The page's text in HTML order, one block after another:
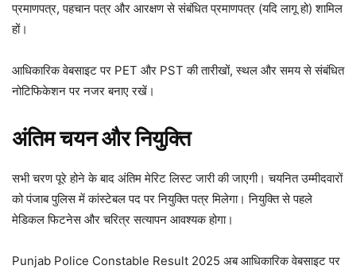
प्रमाणपत्र, पहचान पत्र और आरक्षण से संबंधित प्रमाणपत्र (यदि लागू हो) शामिल
हों।
आधिकारिक वेबसाइट पर PET और PST की तारीखों, स्थल और समय से संबंधित
नोटिफिकेशन पर नजर बनाए रखें।
अंतिम चयन और नियुक्ति
सभी चरण पूरे होने के बाद अंतिम मेरिट लिस्ट जारी की जाएगी। चयनित उम्मीदवारों
को पंजाब पुलिस में कांस्टेबल पद पर नियुक्ति पत्र मिलेगा। नियुक्ति से पहले
मेडिकल फिटनेस और चरित्र सत्यापन आवश्यक होगा।
Punjab Police Constable Result 2025 अब आधिकारिक वेबसाइट पर